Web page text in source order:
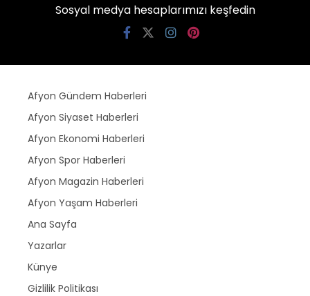
Sosyal medya hesaplarımızı keşfedin
Afyon Gündem Haberleri
Afyon Siyaset Haberleri
Afyon Ekonomi Haberleri
Afyon Spor Haberleri
Afyon Magazin Haberleri
Afyon Yaşam Haberleri
Ana Sayfa
Yazarlar
Künye
Gizlilik Politikası